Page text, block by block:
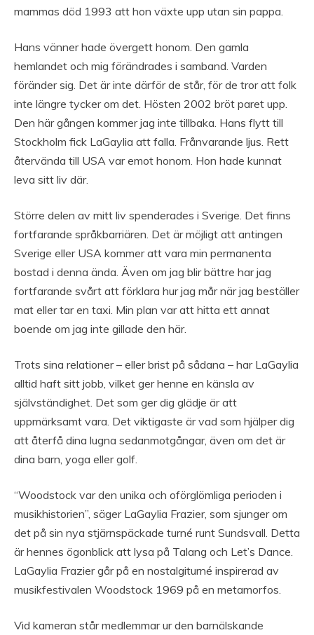
mammas död 1993 att hon växte upp utan sin pappa.
Hans vänner hade övergett honom. Den gamla
hemlandet och mig förändrades i samband. Varden
föränder sig. Det är inte därför de står, för de tror att folk
inte längre tycker om det. Hösten 2002 bröt paret upp.
Den här gången kommer jag inte tillbaka. Hans flytt till
Stockholm fick LaGaylia att falla. Frånvarande ljus. Rett
återvända till USA var emot honom. Hon hade kunnat
leva sitt liv där.
Större delen av mitt liv spenderades i Sverige. Det finns
fortfarande språkbarriären. Det är möjligt att antingen
Sverige eller USA kommer att vara min permanenta
bostad i denna ända. Även om jag blir bättre har jag
fortfarande svårt att förklara hur jag mår när jag beställer
mat eller tar en taxi. Min plan var att hitta ett annat
boende om jag inte gillade den här.
Trots sina relationer – eller brist på sådana – har LaGaylia
alltid haft sitt jobb, vilket ger henne en känsla av
självständighet. Det som ger dig glädje är att
uppmärksamt vara. Det viktigaste är vad som hjälper dig
att återfå dina lugna sedanmotgångar, även om det är
dina barn, yoga eller golf.
“Woodstock var den unika och oförglömliga perioden i
musikhistorien”, säger LaGaylia Frazier, som sjunger om
det på sin nya stjärnspäckade turné runt Sundsvall. Detta
är hennes ögonblick att lysa på Talang och Let’s Dance.
LaGaylia Frazier går på en nostalgiturné inspirerad av
musikfestivalen Woodstock 1969 på en metamorfos.
Vid kameran står medlemmar ur den barnälskande